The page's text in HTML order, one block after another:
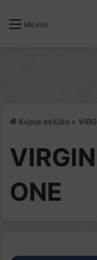
Μενού
Κύρια σελίδα >
ONE